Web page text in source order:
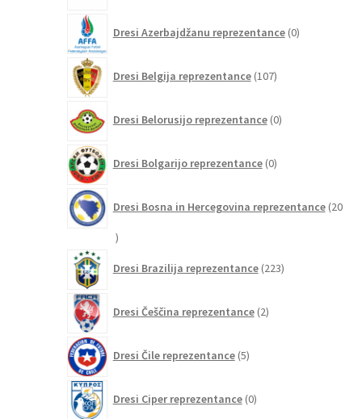
Dresi Azerbajdžanu reprezentance 0izdelkov
Dresi Belgija reprezentance 107izdelkov
Dresi Belorusijo reprezentance 0izdelkov
Dresi Bolgarijo reprezentance 0izdelkov
Dresi Bosna in Hercegovina reprezentance 20
20
Dresi Brazilija reprezentance 223izdelkov
Dresi Češčina reprezentance 2izdelka
Dresi Čile reprezentance 5izdelkov
Dresi Ciper reprezentance 0izdelkov